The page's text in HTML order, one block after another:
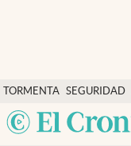
TORMENTA SEGURIDAD
SOCIAL
Economía y finanzas
Política